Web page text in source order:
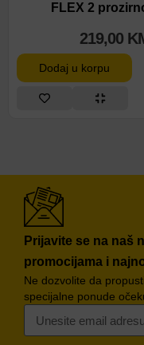
FLEX 2
219,00
Dodaj u korpu
Prijavite se na naš
promocijama i
Ne dozvolite da
specijalne ponude